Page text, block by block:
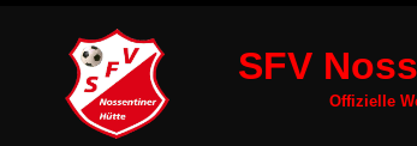
SFV
Offizielle